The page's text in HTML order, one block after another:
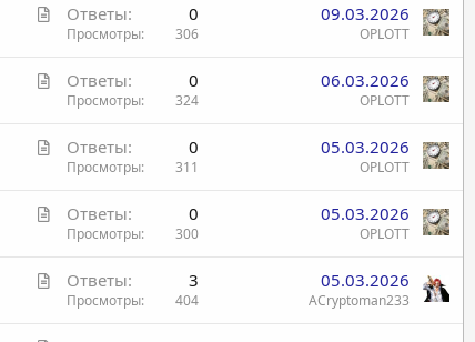
тС
т
Ответы 0
Просмотры 306
09.03.2026
OPLOTT
С
т
Ответы 0
Просмотры 324
06.03.2026
OPLOTT
С
т
Ответы 0
Просмотры 311
05.03.2026
OPLOTT
С
т
Ответы 0
Просмотры 300
05.03.2026
OPLOTT
С
Ответы 3
Просмотры 404
05.03.2026
ACryptoman233